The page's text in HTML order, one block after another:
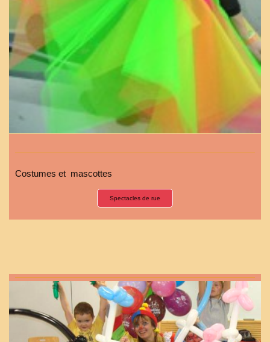
Costumes et mascottes
Spectacles de rue